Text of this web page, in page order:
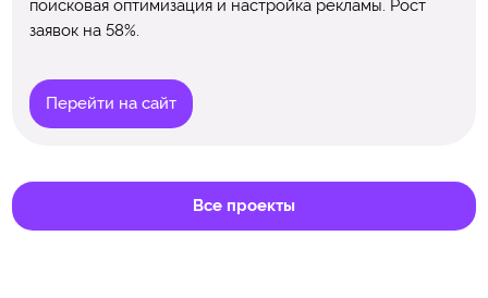
поисковая оптимизация и настройка рекламы. Рост
заявок на 58%.
Перейти на сайт
Все проекты